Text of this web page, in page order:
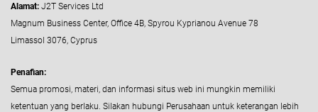
Alamat: J2T Services Ltd
Magnum Business Center, Office 4B, Spyrou Kyprianou Avenue 78
Limassol 3076, Cyprus
Penafian:
Semua promosi, materi, dan informasi situs web ini mungkin memiliki
ketentuan yang berlaku. Silakan hubungi Perusahaan untuk keterangan lebih